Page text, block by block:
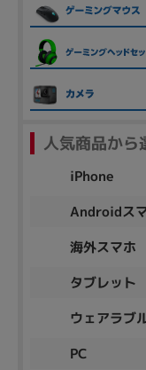
人気商品から
iPhone
Androidス
海外スマホ
タブレット
ウェアラブ
PC
各項目のチェックボックスは「or